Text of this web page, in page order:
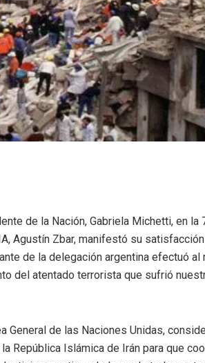
de la Nación, Gabriela Michetti, en la
Agustín Zbar, manifestó su
de la delegación argentina efectuó al
del atentado terrorista que sufrió
General de las Naciones Unidas,
República Islámica de Irán para que